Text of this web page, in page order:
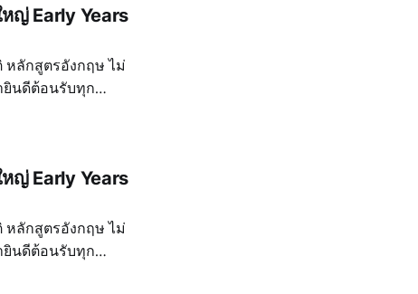
ญ่ Early Years
หลักสูตรอังกฤษ ไม่
ยินดีต้อนรับทุก
Khao Yai มาร่วม
ญ่ Early Years
หลักสูตรอังกฤษ ไม่
ยินดีต้อนรับทุก
Khao Yai มาร่วม